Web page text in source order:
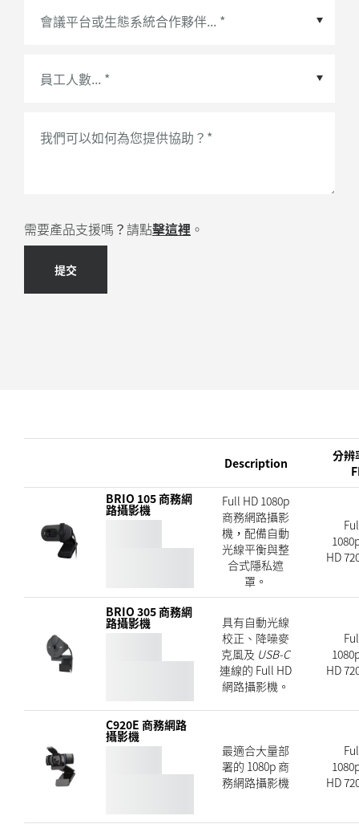
會議平台或生態系統合作夥伴
我們可以如何為您提供協助？ *
需要產品支援嗎？請點擊這裡 。
提交
Description
分辨
BRIO 105 商務網
路攝影機
Full HD 1080p
商務網路攝影
機，配備自動
光線平衡與整
合式隱私遮
罩。
HD
BRIO 305 商務網
路攝影機
具有自動光線
校正、降噪麥
克風及 USB-C
連線的 Full HD
網路攝影機。
HD
C920E 商務網路
攝影機
最適合大量部
署的 1080p 商
務網路攝影機
HD